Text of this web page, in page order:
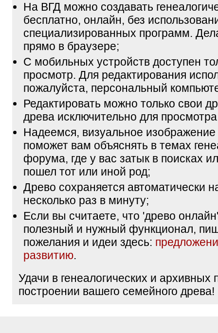
На ВГД можно создавать
бесплатно, онлайн, без
специализированных программ.
прямо в браузере;
С мобильных устройств доступен
просмотр. Для редактирования
пожалуйста, персональный
Редактировать можно только свои
древа исключительно для
Надеемся, визуальное
поможет вам объяснять в темах
форума, где у вас затык в поисках
пошел тот или иной род;
Древо сохраняется автоматически
несколько раз в минуту;
Если вы считаете, что 'древо
полезный и нужный функционал,
пожелания и идеи здесь:
развитию.
Удачи в генеалогических и архивных
построении вашего семейного древа!